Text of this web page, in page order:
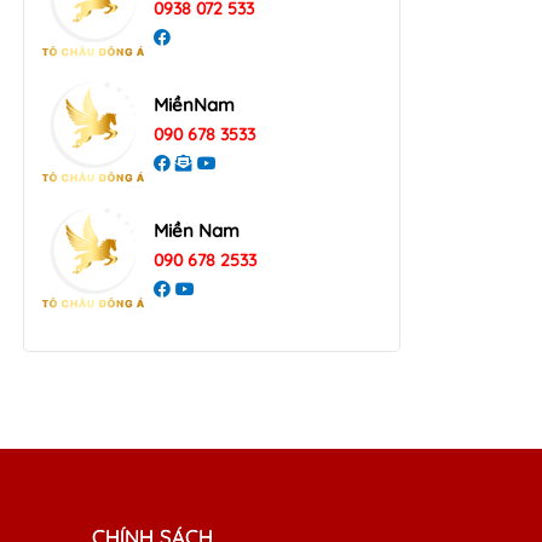
0938 072 533
MiềnNam
090 678 3533
Miền Nam
090 678 2533
CHÍNH SÁCH